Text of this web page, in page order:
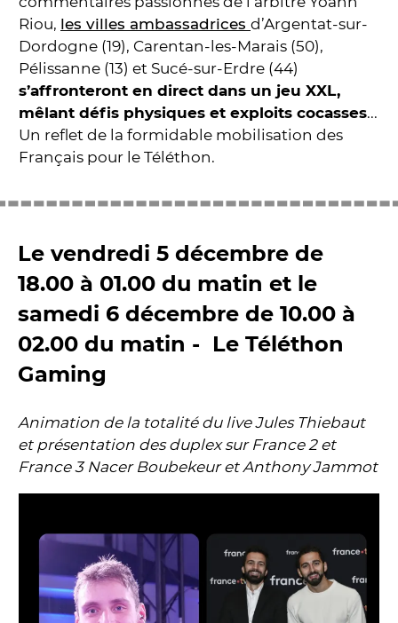
Riou, les villes ambassadrices d’Argentat-sur-
Dordogne (19), Carentan-les-Marais (50),
Pélissanne (13) et Sucé-sur-Erdre (44)
s’affronteront en direct dans un jeu XXL,
mêlant défis physiques et exploits cocasses...
Un reflet de la formidable mobilisation des
Français pour le Téléthon.
Le vendredi 5 décembre de
18.00 à 01.00 du matin et le
samedi 6 décembre de 10.00 à
02.00 du matin - Le Téléthon
Gaming
Animation de la totalité du live Jules Thiebaut
et présentation des duplex sur France 2 et
France 3 Nacer Boubekeur et Anthony Jammot